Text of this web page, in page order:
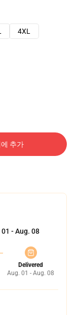
4XL
추가
01 - Aug. 08
Delivered
Aug. 01 - Aug. 08